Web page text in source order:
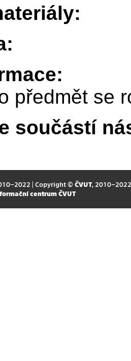
předmět se
součástí
| Copyright © ČVUT, 2010–2022
centrum ČVUT